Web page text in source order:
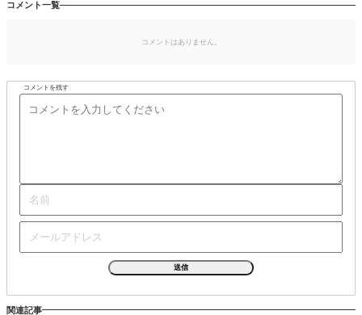
コメント一覧
コメントはありません。
コメントを残す
関連記事